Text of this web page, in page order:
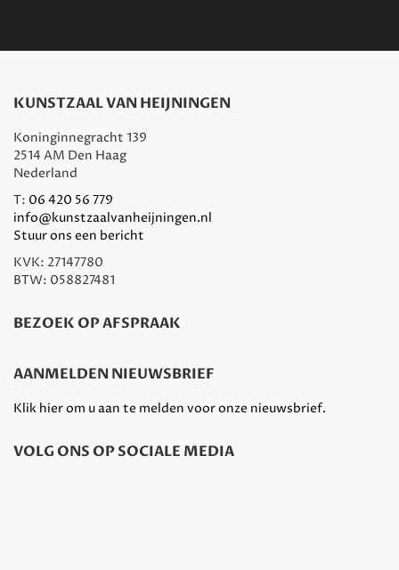
KUNSTZAAL VAN HEIJNINGEN
Koninginnegracht 139
2514 AM Den Haag
Nederland
T: 06 420 56 779
info@kunstzaalvanheijningen.nl
Stuur ons een bericht
KVK: 27147780
BTW: 058827481
BEZOEK OP AFSPRAAK
AANMELDEN NIEUWSBRIEF
Klik hier om u aan te melden voor onze nieuwsbrief.
VOLG ONS OP SOCIALE MEDIA